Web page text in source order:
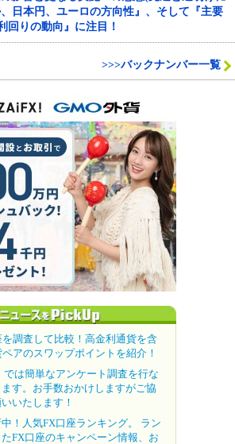
日本円、ユーロの方向性』、そして『主要
回りの動向』に注目！
>>>バックナンバー一覧
を調査して比較！高金利通貨を含
アのスワップポイントを紹介！
では簡単なアンケート調査を行な
ます。お手数おかけしますがご協
いたします！
！人気FX口座ランキング。 ラン
FX口座のキャンペーン情報、お